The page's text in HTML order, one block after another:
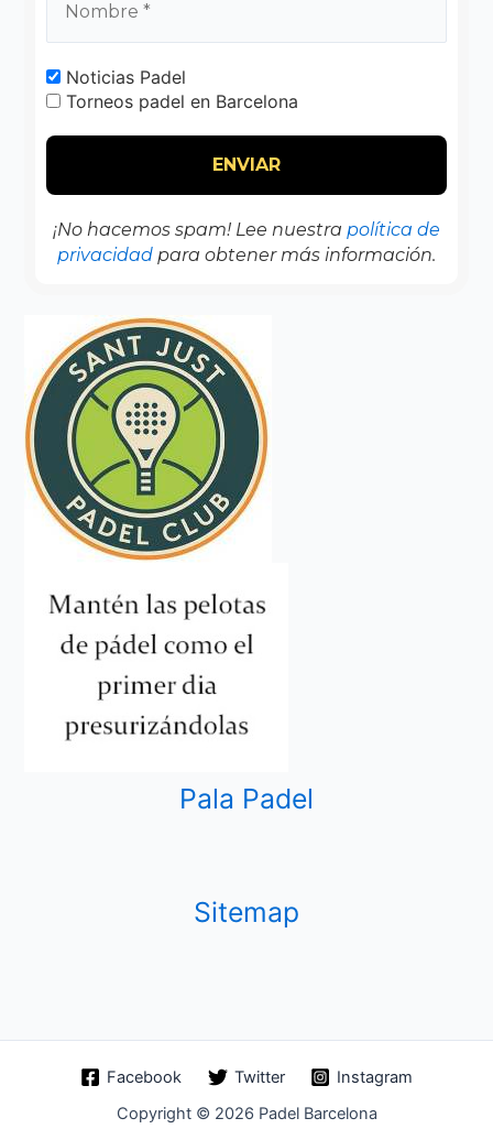
Noticias Padel
Torneos padel en Barcelona
¡No hacemos spam! Lee nuestra política de
privacidad para obtener más información.
Pala Padel
Sitemap
Facebook Twitter
Instagram
Copyright © 2026 Padel Barcelona